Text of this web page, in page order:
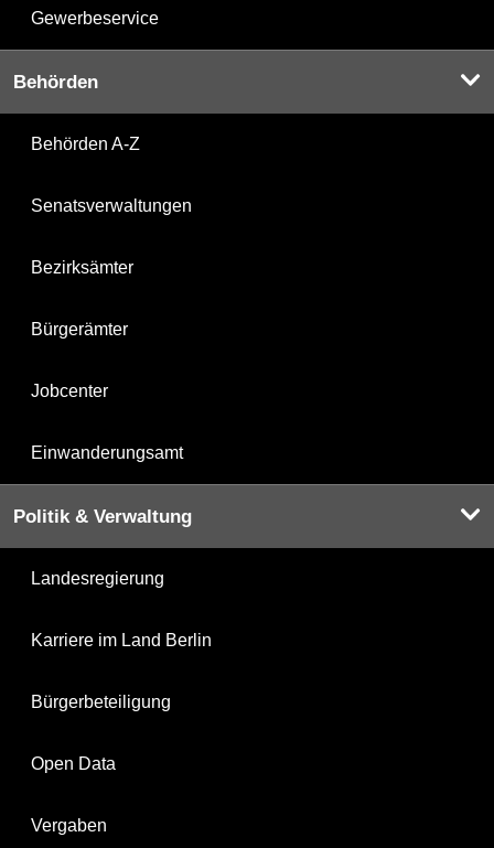
Gewerbeservice
Behörden
Behörden A-Z
Senatsverwaltungen
Bezirksämter
Bürgerämter
Jobcenter
Einwanderungsamt
Politik & Verwaltung
Landesregierung
Karriere im Land Berlin
Bürgerbeteiligung
Open Data
Vergaben